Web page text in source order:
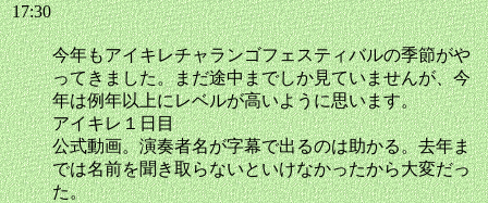
17:30
今年もアイキレチャランゴフェスティバルの季節がや
ってきました。まだ途中までしか見ていませんが、今
年は例年以上にレベルが高いように思います。
アイキレ１日目
公式動画。演奏者名が字幕で出るのは助かる。去年ま
では名前を聞き取らないといけなかったから大変だっ
た。